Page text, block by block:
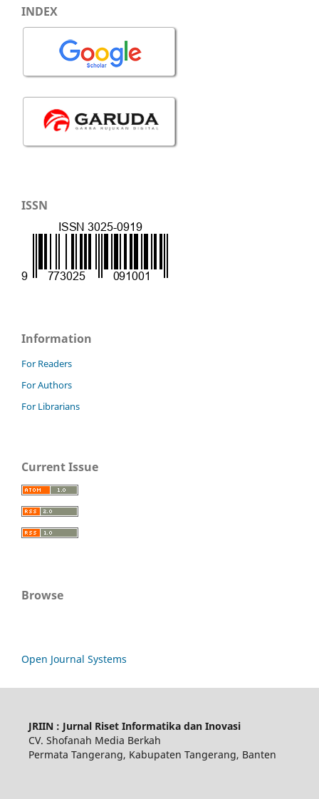
INDEX
ISSN
Information
For Readers
For Authors
For Librarians
Current Issue
Browse
Open Journal Systems
JRIIN : Jurnal Riset Informatika dan Inovasi
CV. Shofanah Media Berkah
Permata Tangerang, Kabupaten Tangerang, Banten